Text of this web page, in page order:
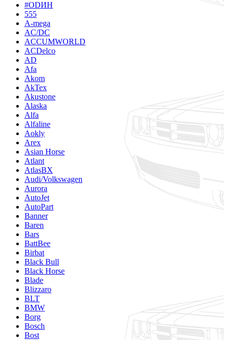
#ODИН
555
A-mega
AC/DC
ACCUMWORLD
ACDelco
AD
Afa
Akom
AkTex
Akustone
Alaska
Alfa
Alfaline
Aokly
Arex
Asian Horse
Atlant
AtlasBX
Audi/Volkswagen
Aurora
AutoJet
AutoPart
Banner
Baren
Bars
BattBee
Birbat
Black Bull
Black Horse
Blade
Blizzaro
BLT
BMW
Borg
Bosch
Bost